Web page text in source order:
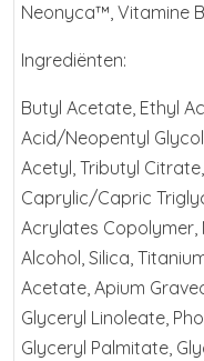
Neonyca™, Vitamine
Ingrediënten:
Butyl Acetate, Ethyl
Acid/Neopentyl
Acetyl, Tributyl
Caprylic/Capric
Acrylates Copolymer,
Alcohol, Silica,
Acetate, Apium
Glyceryl Linoleate,
Glyceryl Palmitate,